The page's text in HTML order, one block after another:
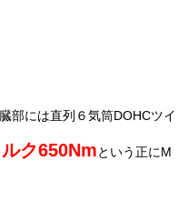
部には直列６気筒DOHCツイ
ク650Nmという正にM